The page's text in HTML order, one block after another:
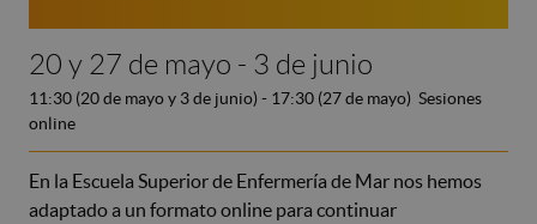
20 y 27 de mayo - 3 de junio
11:30 (20 de mayo y 3 de junio) - 17:30 (27 de mayo) Sesiones
online
En la Escuela Superior de Enfermería de Mar nos hemos
adaptado a un formato online para continuar